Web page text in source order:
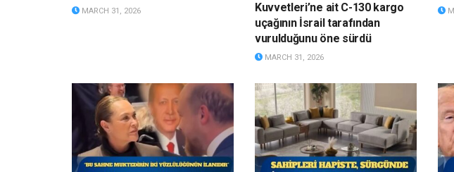
MARCH 31, 2026
Kuvvetleri’ne ait C-130 kargo
uçağının İsrail tarafından
vurulduğunu öne sürdü
MARCH 31, 2026